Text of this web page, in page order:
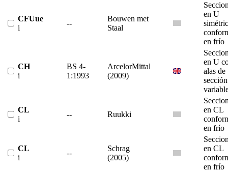
CFUue
i
--
Bouwen met
Staal
en U
en frío
CH
i
BS 4-
1:1993
ArcelorMittal
(2009)
en U
alas de
sección
CL
i
-- Ruukki
en CL
en frío
CL
i
--
Schrag
(2005)
en CL
en frío